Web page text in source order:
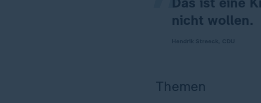
nicht wollen.
Themen